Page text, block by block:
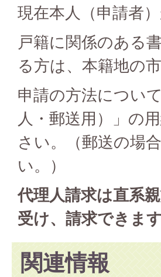
現在本人（申請者
戸籍に関係のある
る方は、本籍地の
申請の方法につい
人・郵送用）」の
さい。（郵送の場
い。）
代理人請求は直系
受け、請求できます
関連情報